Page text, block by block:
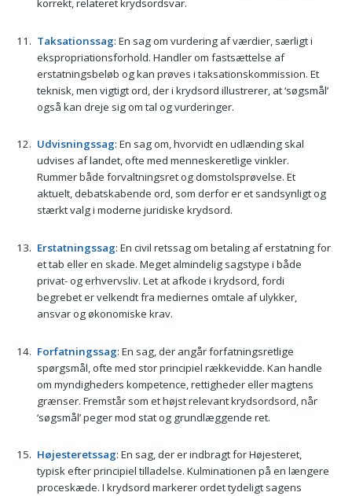
korrekt, relateret krydsordsvar.
Taksationssag: En sag om vurdering af værdier, særligt i
ekspropriationsforhold. Handler om fastsættelse af
erstatningsbeløb og kan prøves i taksationskommission. Et
teknisk, men vigtigt ord, der i krydsord illustrerer, at ‘søgsmål’
også kan dreje sig om tal og vurderinger.
Udvisningssag: En sag om, hvorvidt en udlænding skal
udvises af landet, ofte med menneskeretlige vinkler.
Rummer både forvaltningsret og domstolsprøvelse. Et
aktuelt, debatskabende ord, som derfor er et sandsynligt og
stærkt valg i moderne juridiske krydsord.
Erstatningssag: En civil retssag om betaling af erstatning for
et tab eller en skade. Meget almindelig sagstype i både
privat- og erhvervsliv. Let at afkode i krydsord, fordi
begrebet er velkendt fra mediernes omtale af ulykker,
ansvar og økonomiske krav.
Forfatningssag: En sag, der angår forfatningsretlige
spørgsmål, ofte med stor principiel rækkevidde. Kan handle
om myndigheders kompetence, rettigheder eller magtens
grænser. Fremstår som et højst relevant krydsordsord, når
‘søgsmål’ peger mod stat og grundlæggende ret.
Højesteretssag: En sag, der er indbragt for Højesteret,
typisk efter principiel tilladelse. Kulminationen på en længere
proceskæde. I krydsord markerer ordet tydeligt sagens